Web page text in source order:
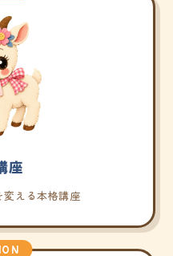
座
変える本格講座